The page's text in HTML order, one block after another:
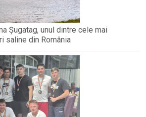
Șugatag, unul dintre cele mai
saline din România